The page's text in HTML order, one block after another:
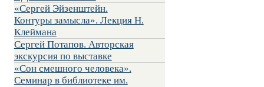
«Сергей Эйзенштейн.
Контуры замысла». Лекция Н.
Клеймана
Сергей Потапов. Авторская
экскурсия по выставке
«Сон смешного человека».
Семинар в библиотеке им.